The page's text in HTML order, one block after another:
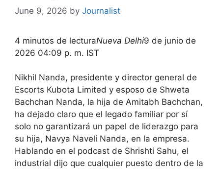
June 9, 2026 by Journalist
4 minutos de lecturaNueva Delhi9 de junio de
2026 04:09 p. m. IST
Nikhil Nanda, presidente y director general de
Escorts Kubota Limited y esposo de Shweta
Bachchan Nanda, la hija de Amitabh Bachchan,
ha dejado claro que el legado familiar por sí
solo no garantizará un papel de liderazgo para
su hija, Navya Naveli Nanda, en la empresa.
Hablando en el podcast de Shrishti Sahu, el
industrial dijo que cualquier puesto dentro de la